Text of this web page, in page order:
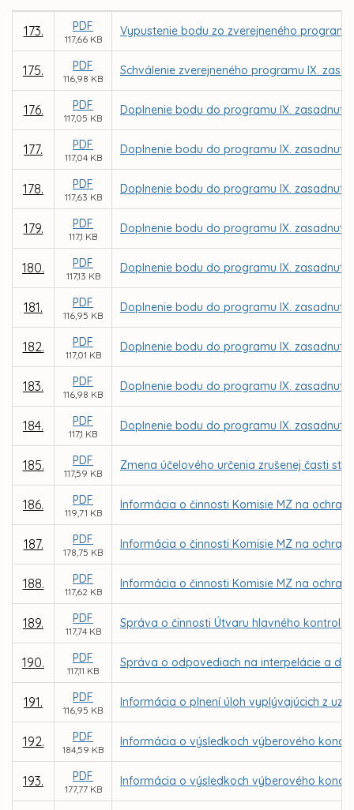
173. PDF
117,66 KB
Vypustenie bodu zo zverejneného
175. PDF
116,98 KB
Schválenie zverejneného programu IX.
176. PDF
117,05 KB
Doplnenie bodu do programu IX.
177. PDF
117,04 KB
Doplnenie bodu do programu IX.
178. PDF
117,63 KB
Doplnenie bodu do programu IX.
179. PDF
117,1 KB
Doplnenie bodu do programu IX.
180. PDF
117,13 KB
Doplnenie bodu do programu IX.
181. PDF
116,95 KB
Doplnenie bodu do programu IX.
182. PDF
117,01 KB
Doplnenie bodu do programu IX.
183. PDF
116,98 KB
Doplnenie bodu do programu IX.
184. PDF
117,1 KB
Doplnenie bodu do programu IX.
185. PDF
117,59 KB
Zmena účelového určenia zrušenej časti
186. PDF
119,71 KB
Informácia o činnosti Komisie MZ na
187. PDF
178,75 KB
Informácia o činnosti Komisie MZ na
188. PDF
117,62 KB
Informácia o činnosti Komisie MZ na
189. PDF
117,74 KB
Správa o činnosti Útvaru hlavného
190. PDF
117,11 KB
Správa o odpovediach na interpelácie a
191. PDF
116,95 KB
Informácia o plnení úloh vyplývajúcich z
192. PDF
184,59 KB
Informácia o výsledkoch výberového
193. PDF
177,77 KB
Informácia o výsledkoch výberového